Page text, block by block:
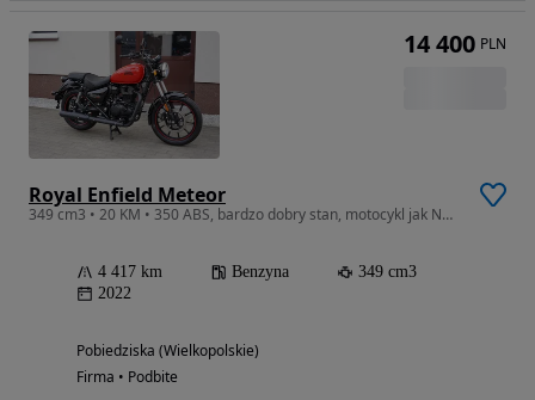
Royal Enfield Meteor
349 cm3 • 20 KM • 350 ABS, bardzo dobry stan, motocykl jak NOWY!Niemcy
4 417 km Benzyna
349 cm3
2022
Pobiedziska (Wielkopolskie)
Firma • Podbite
14 400 PLN